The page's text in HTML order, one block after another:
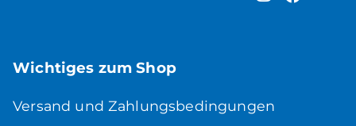
Wichtiges zum Shop
Versand und Zahlungsbedingungen